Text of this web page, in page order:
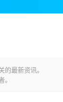
最新资讯。